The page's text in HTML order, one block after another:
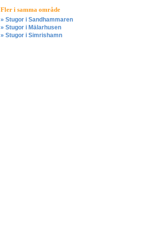
Fler i samma område
» Stugor i Sandhammaren
» Stugor i Mälarhusen
» Stugor i Simrishamn